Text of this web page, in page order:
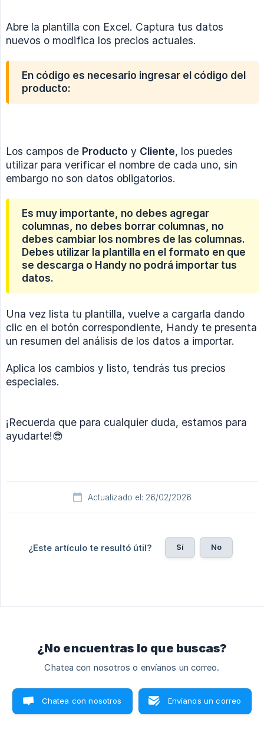
Abre la plantilla con Excel. Captura tus datos
nuevos o modifica los precios actuales.
En código es necesario ingresar el código del
producto:
Los campos de Producto y Cliente, los puedes
utilizar para verificar el nombre de cada uno, sin
embargo no son datos obligatorios.
Es muy importante, no debes agregar
columnas, no debes borrar columnas, no
debes cambiar los nombres de las columnas.
Debes utilizar la plantilla en el formato en que
se descarga o Handy no podrá importar tus
datos.
Una vez lista tu plantilla, vuelve a cargarla dando
clic en el botón correspondiente, Handy te presenta
un resumen del análisis de los datos a importar.
Aplica los cambios y listo, tendrás tus precios
especiales.
¡Recuerda que para cualquier duda, estamos para
ayudarte!😎
Actualizado el: 26/02/2026
¿Este artículo te resultó útil? Sí No
¿No encuentras lo que buscas?
Chatea con nosotros o envíanos un correo.
Chatea con nosotros Envíanos un correo